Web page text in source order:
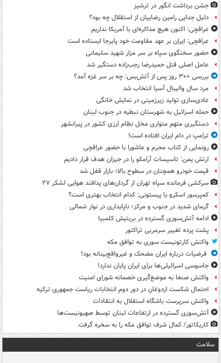
جشن برداشت انگور در ترشیز
دلیل جدایی رامین رضاییان از استقلال چه بود؟
عراقچی: اکنون هیچ مذاکره‌ای با آمریکا نداریم
عراقچی: ایران بر عهد مقاومت خود پابرجا ایستاده است
حضور سخنگوی سپاه بر سر مزار شهید سلیمانی
عامل اصلی قتل حمیدرضا رجب‌زاده دستگیر شد
بررسی ۳۰۰ روز پس از آتش‌بس: چه بر سر غزه آمد؟
مرد سال والیبال آسیا انتخاب شد
عادی‌سازی تولید زیرزمینی در نمایش خانگی
حمله اسرائیل به شهرستان نبطیه در جنوب لبنان
دستگیری متهم متواری مخل نظام ارزی کشور در پیرانشهر
ترامپ در دام ایران افتاده است!
رونمایی از کتاب محرم و عاشورا با حضور عراقچی
ارتش یمن: تاسیسات آرامکو را در جیزان هدف قرار دادیم
قیمت خودرو همچنان در سطوح بالا؛ بازار قفل شد
سرکشی فرمانده سپاه تهران از گردان‌های پدافند هوایی لشکر ۲۷
کمپرسور اسکرو یا پیستونی: کدام انتخاب بهتری است؟
گرمای شدید در جنوب و مرکز؛ ناپایداری در نوار شمالی
ادامه آتش‌سوزی گسترده در بریتیش کلمبیا
پشت پرده تغییر سرمربی تراکتور
واکنش کارتونیست سوری به توافق مکه
فرضیات درباره ایران مضحک و غیرواقع‌بینانه بود!
جاسوسی اسرائیلی‌ها برای ایران پایان ندارد!
واکنش صنعا به موضع‌گیری خصمانه شورای امنیت
احتمال شکست اردوغان در دور دوم انتخابات ریاست جمهوری ترکیه
واکنش سرپرست باشگاه استقلال به انتقادات
آتش‌سوزی گسترده در ارتفاعات لبنان توسط صهیونیست‌ها
کاریکاتور/ کمال شرف توافق مکه را به سخره گرفت
سلامت